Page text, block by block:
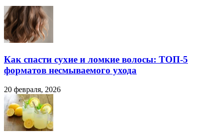
Как спасти сухие и ломкие волосы: ТОП-5
форматов несмываемого ухода
20 февраля, 2026